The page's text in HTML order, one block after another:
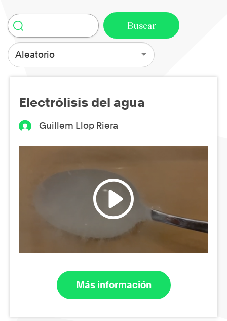
Aleatorio
Electrólisis del agua
Guillem Llop Riera
Más información